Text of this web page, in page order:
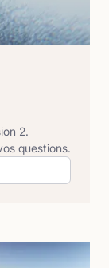
2.
questions.